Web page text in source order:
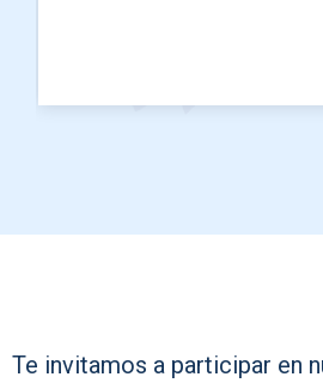
Te invitamos a participar en